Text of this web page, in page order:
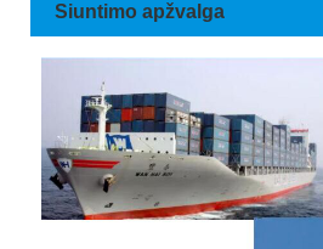
Siuntimo apžvalga